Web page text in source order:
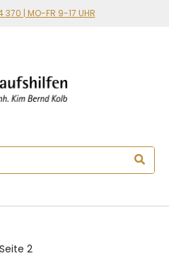
| MO-FR 9-17 UHR
2